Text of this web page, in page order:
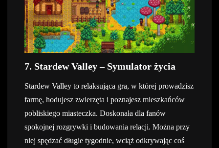
7. Stardew Valley – Symulator życia
Stardew Valley to relaksująca gra, w której prowadzisz
farmę, hodujesz zwierzęta i poznajesz mieszkańców
pobliskiego miasteczka. Doskonała dla fanów
spokojnej rozgrywki i budowania relacji. Można przy
niej spędzać długie tygodnie, wciąż odkrywając coś